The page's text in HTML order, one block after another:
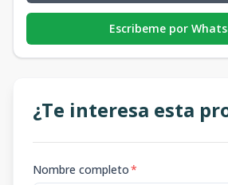
Escribeme por
¿Te interesa esta
Nombre completo*